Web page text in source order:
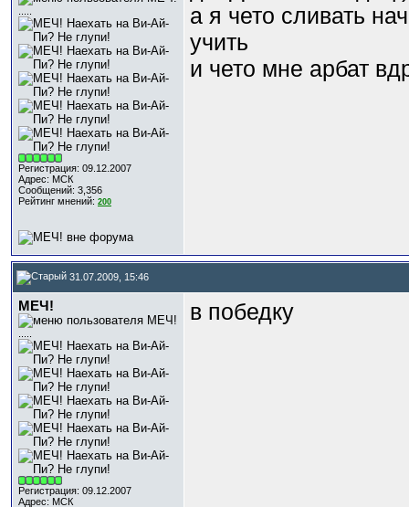
Регистрация: 09.12.2007
Адрес: МСК
Сообщений: 3,356
Рейтинг мнений: 200
а я чето сливать
учить
и чето мне арбат
31.07.2009, 15:46
МЕЧ!
Регистрация: 09.12.2007
Адрес: МСК
в победку